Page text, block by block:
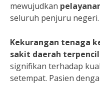
mewujudkan
seluruh penjuru negeri.
Kekurangan tenaga
sakit daerah terpencil
signifikan terhadap
setempat. Pasien